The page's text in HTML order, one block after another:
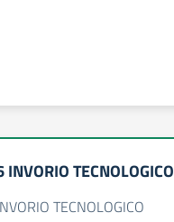
TECNOLOGICO
TECNOLOGICO